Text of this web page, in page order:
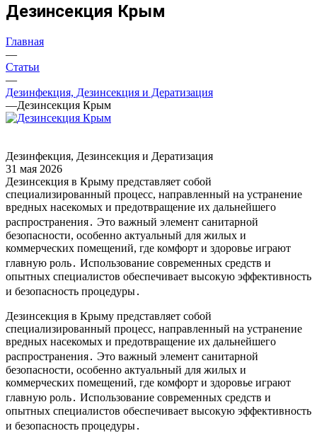
Дезинсекция Крым
Главная
—
Статьи
—
Дезинфекция, Дезинсекция и Дератизация
—Дезинсекция Крым
Дезинфекция, Дезинсекция и Дератизация
31 мая 2026
Дезинсекция в Крыму представляет собой
специализированный процесс, направленный на устранение
вредных насекомых и предотвращение их дальнейшего
распространения․ Это важный элемент санитарной
безопасности, особенно актуальный для жилых и
коммерческих помещений, где комфорт и здоровье играют
главную роль․ Использование современных средств и
опытных специалистов обеспечивает высокую эффективность
и безопасность процедуры․
Дезинсекция в Крыму представляет собой
специализированный процесс, направленный на устранение
вредных насекомых и предотвращение их дальнейшего
распространения․ Это важный элемент санитарной
безопасности, особенно актуальный для жилых и
коммерческих помещений, где комфорт и здоровье играют
главную роль․ Использование современных средств и
опытных специалистов обеспечивает высокую эффективность
и безопасность процедуры․